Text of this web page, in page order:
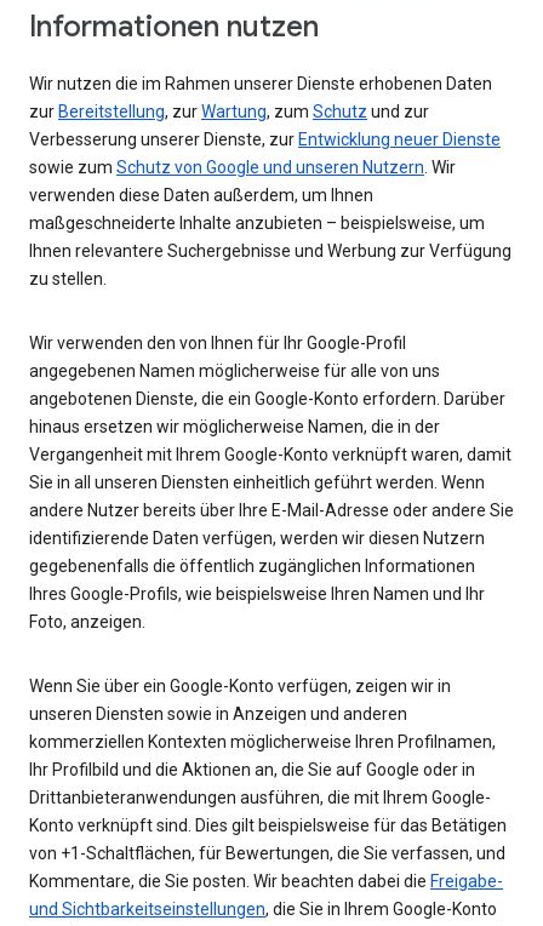
Informationen nutzen
Wir nutzen die im Rahmen unserer Dienste erhobenen Daten
zur Bereitstellung, zurWartung, zum Schutz und zur
Verbesserung unserer Dienste, zur Entwicklung neuer Dienste
sowie zum Schutz von Google und unseren Nutzern. Wir
verwenden diese Daten außerdem, um Ihnen
maßgeschneiderte Inhalte anzubieten – beispielsweise, um
Ihnen relevantere Suchergebnisse und Werbung zur Verfügung
zu stellen.
Wir verwenden den von Ihnen für Ihr Google-Profil
angegebenen Namen möglicherweise für alle von uns
angebotenen Dienste, die ein Google-Konto erfordern. Darüber
hinaus ersetzen wir möglicherweise Namen, die in der
Vergangenheit mit Ihrem Google-Konto verknüpft waren, damit
Sie in all unseren Diensten einheitlich geführt werden. Wenn
andere Nutzer bereits über Ihre E-Mail-Adresse oder andere Sie
identifizierende Daten verfügen, werden wir diesen Nutzern
gegebenenfalls die öffentlich zugänglichen Informationen
Ihres Google-Profils, wie beispielsweise Ihren Namen und Ihr
Foto, anzeigen.
Wenn Sie über ein Google-Konto verfügen, zeigen wir in
unseren Diensten sowie in Anzeigen und anderen
kommerziellen Kontexten möglicherweise Ihren Profilnamen,
Ihr Profilbild und die Aktionen an, die Sie auf Google oder in
Drittanbieteranwendungen ausführen, die mit Ihrem Google-
Konto verknüpft sind. Dies gilt beispielsweise für das Betätigen
von +1-Schaltflächen, für Bewertungen, die Sie verfassen, und
Kommentare, die Sie posten. Wir beachten dabei die Freigabe-
und Sichtbarkeitseinstellungen, die Sie in Ihrem Google-Konto